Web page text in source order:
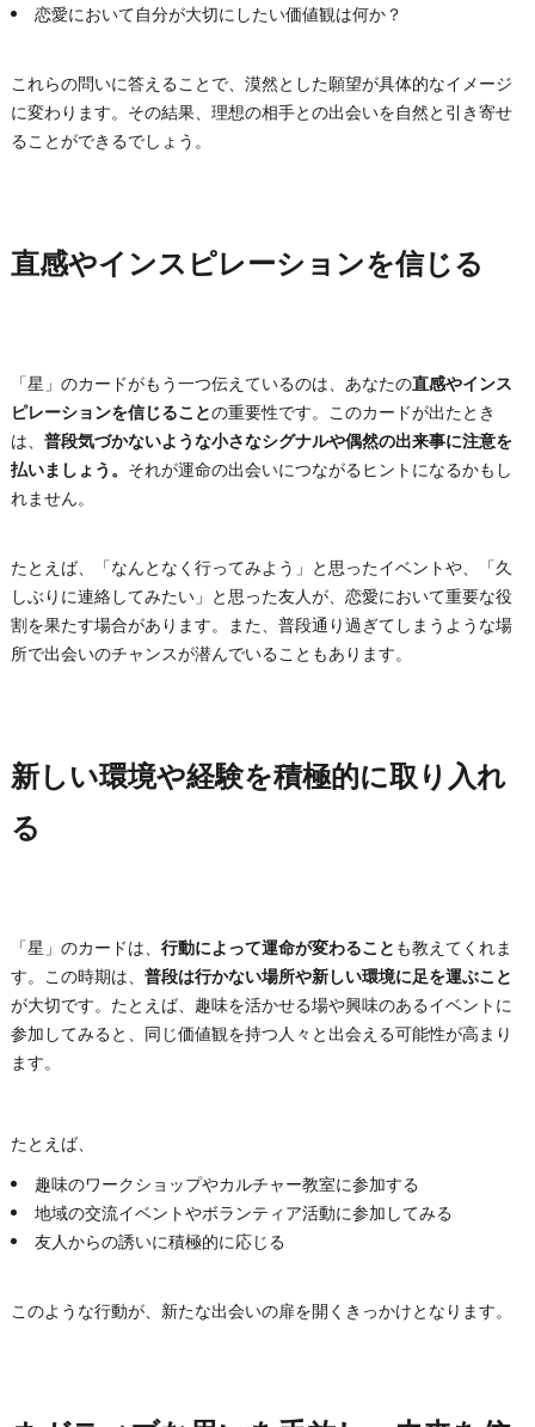
恋愛において自分が大切にしたい価値観は何か？
これらの問いに答えることで、漠然とした願望が具体的なイメージ
に変わります。その結果、理想の相手との出会いを自然と引き寄せ
ることができるでしょう。
直感やインスピレーションを信じる
「星」のカードがもう一つ伝えているのは、あなたの直感やインス
ピレーションを信じることの重要性です。このカードが出たとき
は、 普段気づかないような小さなシグナルや偶然の出来事に注意を
払いましょう。 それが運命の出会いにつながるヒントになるかもし
れません。
たとえば、「なんとなく行ってみよう」と思ったイベントや、「久
しぶりに連絡してみたい」と思った友人が、恋愛において重要な役
割を果たす場合があります。また、普段通り過ぎてしまうような場
所で出会いのチャンスが潜んでいることもあります。
新しい環境や経験を積極的に取り入れ
る
「星」のカードは、 行動によって運命が変わること も教えてくれま
す。この時期は、 普段は行かない場所や新しい環境に足を運ぶこと
が大切です。たとえば、趣味を活かせる場や興味のあるイベントに
参加してみると、同じ価値観を持つ人々と出会える可能性が高まり
ます。
たとえば、
趣味のワークショップやカルチャー教室に参加する
地域の交流イベントやボランティア活動に参加してみる
友人からの誘いに積極的に応じる
このような行動が、新たな出会いの扉を開くきっかけとなります。